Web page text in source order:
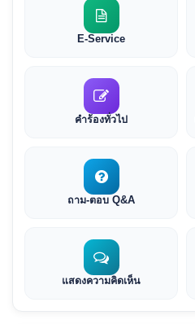
E-Service
คำร้องทั่วไป
ถาม-ตอบ Q&A
แสดงความคิดเห็น